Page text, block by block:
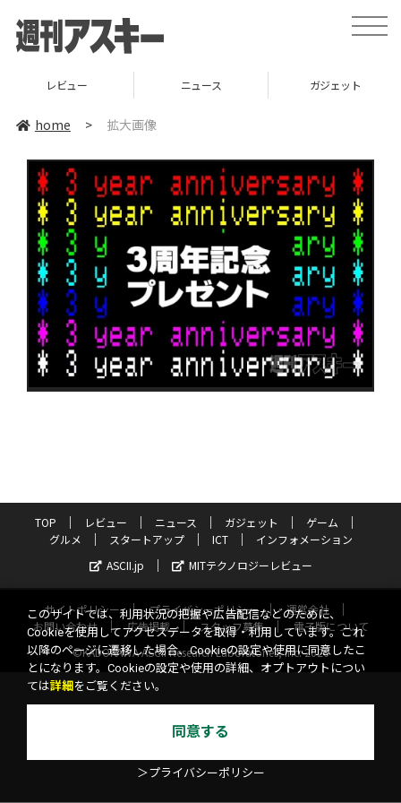
toggle
レビュー ニュース ガジェット
home > 拡大画像
TOP レビュー ニュース ガジェット
ゲーム
グルメ
スタートアップ ICT
インフォメーション
ASCII.jp
MITテクノロジーレビュー
サイトポリシー プライバシーポリシー
運営会社
お問い合わせ
広告掲載 スタッフ募集
電子版について
©KADOKAWA ASCII Research Laboratories, Inc. 2026
このサイトでは、利用状況の把握や広告配信などのために、
Cookieを使用してアクセスデータを取得・利用しています。これ
以降のページに遷移した場合、Cookieの設定や使用に同意したこ
とになります。Cookieの設定や使用の詳細、オプトアウトについ
ては詳細 をご覧ください。
同意する
＞プライバシーポリシー